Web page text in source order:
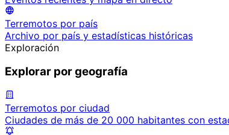
Terremotos por país
Archivo por país y estadísticas históricas
Exploración
Explorar por geografía
Terremotos por ciudad
Ciudades de más de 20 000 habitantes con